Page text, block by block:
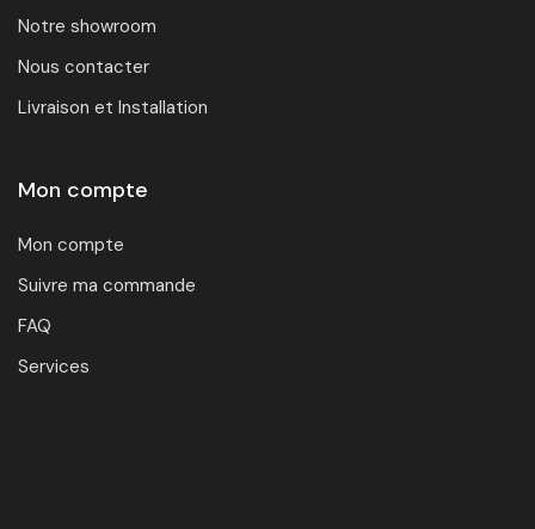
Notre showroom
Nous contacter
Livraison et Installation
Mon compte
Mon compte
Suivre ma commande
FAQ
Services